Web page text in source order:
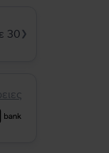
30 ❯